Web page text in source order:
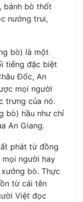
bánh bò thốt
nướng trui,
bò) là một
tiếng đặc biệt
Đốc, An
mọi người
trưng của nó.
bò) hầu như chỉ
An Giang.
phát từ đồng
mọi người hay
bò. Thực
từ cái tên
Việt đọc